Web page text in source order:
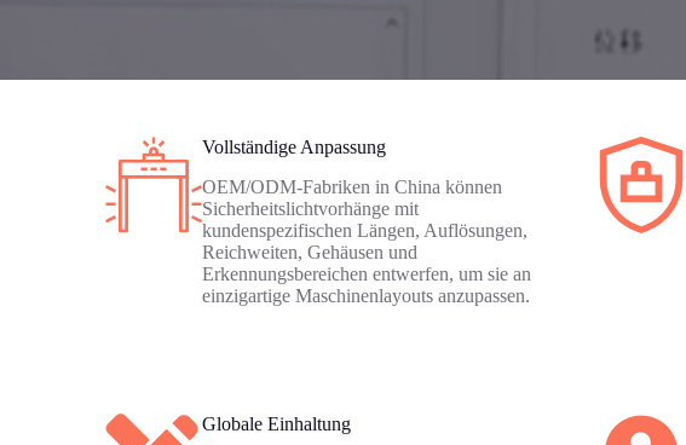
Vollständige Anpassung
OEM/ODM-Fabriken in China können
Sicherheitslichtvorhänge mit
kundenspezifischen Längen, Auflösungen,
Reichweiten, Gehäusen und
Erkennungsbereichen entwerfen, um sie an
einzigartige Maschinenlayouts anzupassen.
Globale Einhaltung